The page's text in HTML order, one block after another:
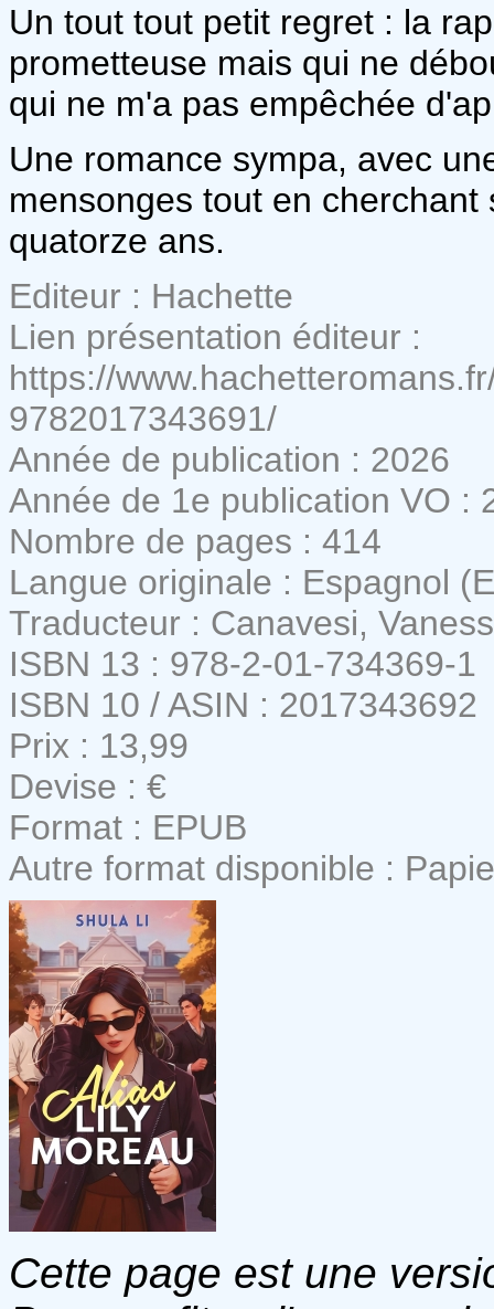
Un tout tout petit regret : la
prometteuse mais qui ne
qui ne m'a pas empêchée
Une romance sympa, avec
mensonges tout en
quatorze ans.
Editeur : Hachette
Lien présentation éditeur :
https://
9782017343691/
Année de publication : 2026
Année de 1e publication VO :
Nombre de pages : 414
Langue originale : Espagnol
Traducteur : Canavesi,
ISBN 13 : 978-2-01-734369-1
ISBN 10 / ASIN : 2017343692
Prix : 13,99
Devise : €
Format : EPUB
Autre format disponible :
Cette page est une